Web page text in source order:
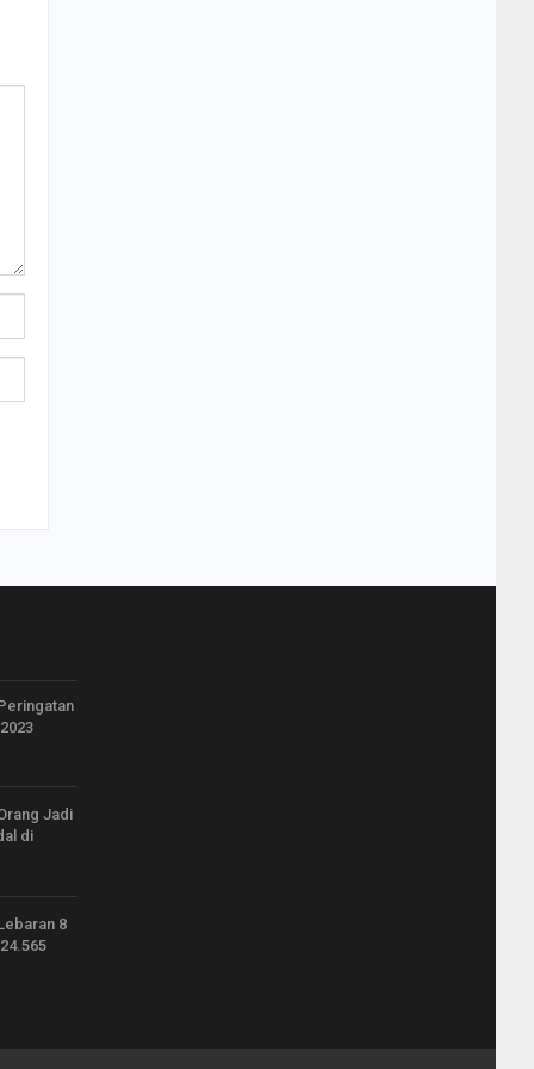
Jadi
di
8